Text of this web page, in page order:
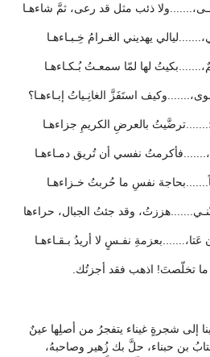
ذئب مثل قد رعى، ثمَّ شاءهـا
يهديني الغـرامُ خِـبـاءهـا
لها لمّا سمعـتُ بُـكـاءهـا
استَفَزَّ الغانِـياتُ إبـاءهـا؟
بالعرضِ الكريمِ جزاءهـا
نفسي أن تُريق دمـاءهـا
نفسِ ما حُربتُ خـزاءهـا
وقد جئتُ الجبال، حراءها
نفـسٍ لا أريدُ بـقـاءهـا
ما تخلّصتَ! اذهب فقد أجزتُك.
إلى شجرةٍ غيناء يتفجرُ من أصلِها عينٌ
بن حبناء، حلَّ بك زُهير وصاحبهُ،